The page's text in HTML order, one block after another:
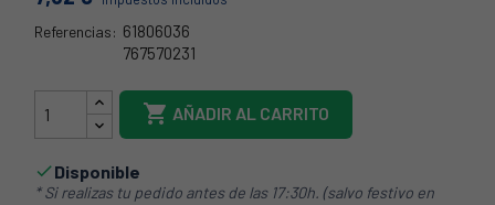
Referencias: 61806036
767570231
 AÑADIR AL CARRITO
Disponible
* Si realizas tu pedido antes de las 17:30h. (salvo festivo en